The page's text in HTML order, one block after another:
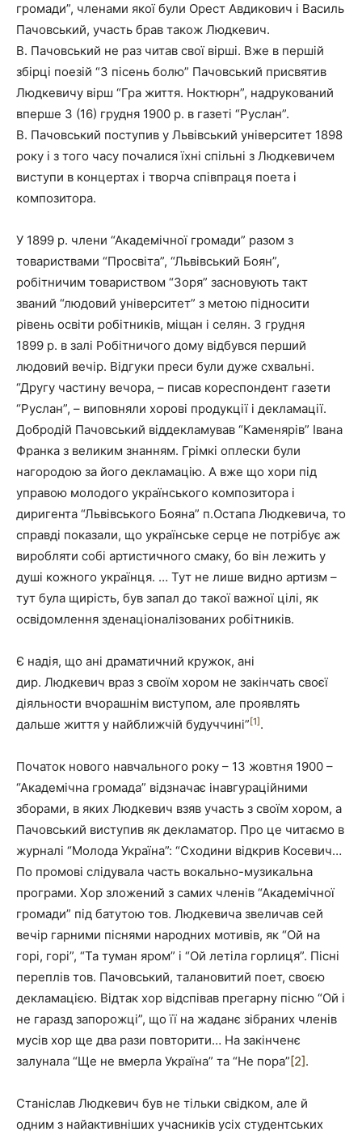
громади”, членами якої були Орест Авдикович і Василь
Пачовський, участь брав також Людкевич.
В. Пачовський не раз читав свої вірші. Вже в першій
збірці поезій “З пісень болю” Пачовський присвятив
Людкевичу вірш “Гра життя. Ноктюрн”, надрукований
вперше 3 (16) грудня 1900 р. в газеті “Руслан”.
В. Пачовський поступив у Львівський університет 1898
року і з того часу почалися їхні спільні з Людкевичем
виступи в концертах і творча співпраця поета і
композитора.
У 1899 р. члени “Академічної громади” разом з
товариствами “Просвіта”, “Львівський Боян”,
робітничим товариством “Зоря” засновують такт
званий “людовий університет” з метою підносити
рівень освіти робітників, міщан і селян. 3 грудня
1899 р. в залі Робітничого дому відбувся перший
людовий вечір. Відгуки преси були дуже схвальні.
“Другу частину вечора, – писав кореспондент газети
“Руслан”, – виповняли хорові продукції і декламації.
Добродій Пачовський віддекламував “Каменярів” Івана
Франка з великим знанням. Грімкі оплески були
нагородою за його декламацію. А вже що хори під
управою молодого українського композитора і
диригента “Львівського Бояна” п.Остапа Людкевича, то
справді показали, що українське серце не потрібує аж
виробляти собі артистичного смаку, бо він лежить у
душі кожного українця. … Тут не лише видно артизм –
тут була щирість, був запал до такої важної цілі, як
освідомлення зденаціоналізованих робітників.
Є надія, що ані драматичний кружок, ані
дир. Людкевич враз з своїм хором не закінчать своєї
діяльности вчорашнім виступом, але проявлять
дальше життя у найближчій будуччині”[1].
Початок нового навчального року – 13 жовтня 1900 –
“Академічна громада” відзначає інавгураційними
зборами, в яких Людкевич взяв участь з своїм хором, а
Пачовський виступив як декламатор. Про це читаємо в
журналі “Молода Україна”: “Сходини відкрив Косевич…
По промові слідувала часть вокально-музикальна
програми. Хор зложений з самих членів “Академічної
громади” під батутою тов. Людкевича звеличав сей
вечір гарними піснями народних мотивів, як “Ой на
горі, горі”, “Та туман яром” і “Ой летіла горлиця”. Пісні
переплів тов. Пачовський, талановитий поет, своєю
декламацією. Відтак хор відспівав прегарну пісню “Ой і
не гаразд запорожці”, що її на жаданє зібраних членів
мусів хор ще два рази повторити… На закінченє
залунала “Ще не вмерла Україна” та “Не пора” [2].
Станіслав Людкевич був не тільки свідком, але й
одним з найактивніших учасників усіх студентських